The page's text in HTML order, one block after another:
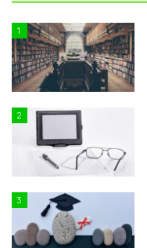
1
2
3